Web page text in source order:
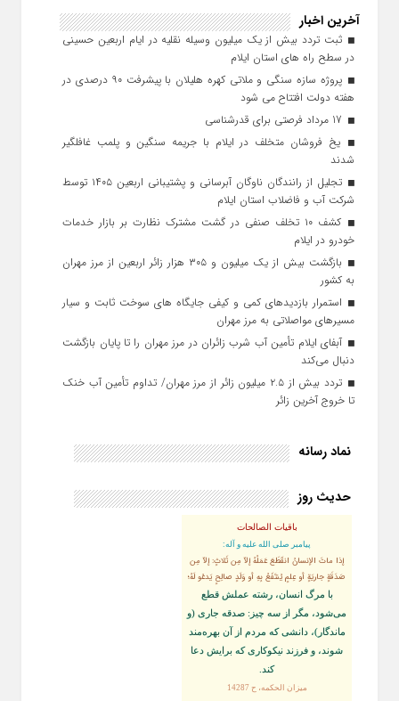
آخرین اخبار
ثبت تردد بیش از یک میلیون وسیله نقلیه در ایام اربعین حسینی
در سطح راه‌ های استان ایلام
پروژه سازه سنگی و ملاتی کهره هلیلان با پیشرفت ۹۰ درصدی در
هفته دولت افتتاح می شود
یخ‌ فروشان متخلف در ایلام با جریمه سنگین و پلمب غافلگیر
شدند
تجلیل از رانندگان ناوگان آبرسانی و پشتیبانی اربعین ۱۴۰۵ توسط
شرکت آب و فاضلاب استان ایلام
کشف ۱۰ تخلف صنفی در گشت مشترک نظارت بر بازار خدمات
خودرو در ایلام
بازگشت بیش از یک میلیون و ۳۰۵ هزار زائر اربعین از مرز مهران
به کشور
استمرار بازدیدهای کمی و کیفی جایگاه‌ های سوخت ثابت و سیار
مسیرهای مواصلاتی به مرز مهران
آبفای ایلام تأمین آب شرب زائران در مرز مهران را تا پایان بازگشت
دنبال می‌کند
تردد بیش از ۲.۵ میلیون زائر از مرز مهران/ تداوم تأمین آب خنک
تا خروج آخرین زائر
نماد رسانه
حدیث روز
باقیات الصالحات
پيامبر صلى‏ الله‏ عليه ‏و‏ آله:
إذا ماتَ الإنسانُ انقَطَعَ عَمَلُهُ إلاّ مِن ثَلاثٍ: إلاّ مِن
صَدَقَةٍ جاريَةٍ أو عِلمٍ يُنتَفَعُ بِهِ أو وَلَدٍ صالِحٍ يَدعُو لَهُ؛
با مرگ انسان، رشته عملش قطع
مى‌شود، مگر از سه چيز: صدقه جارى (و
ماندگار)، دانشى كه مردم از آن بهره‏‌مند
شوند، و فرزند نيكوكارى كه برايش دعا
كند.
ميزان الحكمه، ح 14287